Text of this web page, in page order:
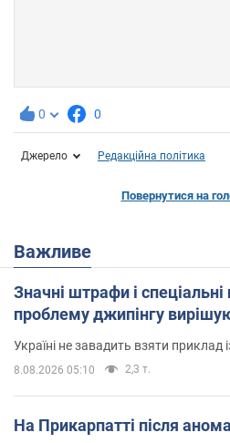
0 0
Джерело Редакційна політика
Повернутися на
Важливе
Значні штрафи і спеціальні
проблему джипінгу
Україні не завадить взяти приклад
8.08.2026 05:10 2,3 т.
На Прикарпатті після